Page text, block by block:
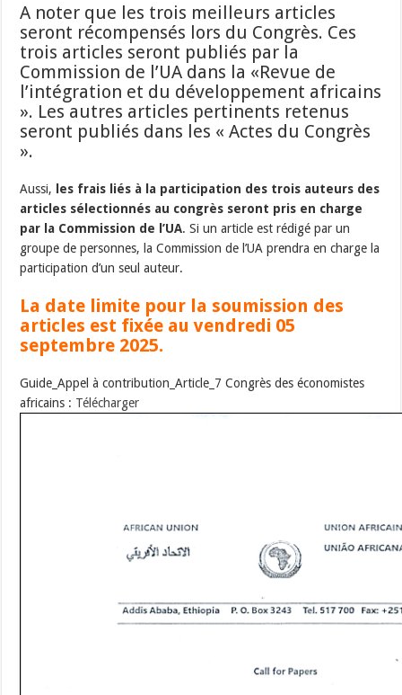
A noter que les trois meilleurs articles
seront récompensés lors du Congrès. Ces
trois articles seront publiés par la
Commission de l’UA dans la «Revue de
l’intégration et du développement africains
». Les autres articles pertinents retenus
seront publiés dans les « Actes du Congrès
».
Aussi,
les frais liés à la participation des trois auteurs des
articles sélectionnés au congrès seront pris en charge
par la Commission de l’UA. Si un article est rédigé par un
groupe de personnes, la Commission de l’UA prendra en charge la
participation d’un seul auteur.
La date limite pour la soumission des
articles est fixée au vendredi 05
septembre 2025.
Guide_Appel à contribution_Article_7 Congrès des économistes
africains : Télécharger